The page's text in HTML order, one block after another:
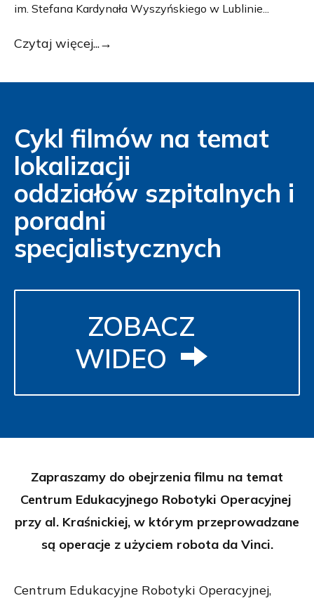
im. Stefana Kardynała Wyszyńskiego w Lublinie...
Czytaj więcej...
Cykl filmów na temat
lokalizacji
oddziałów szpitalnych i
poradni
specjalistycznych
ZOBACZ
WIDEO
Zapraszamy do obejrzenia filmu na temat
Centrum Edukacyjnego Robotyki Operacyjnej
przy al. Kraśnickiej, w którym przeprowadzane
są operacje z użyciem robota da Vinci.
Centrum Edukacyjne Robotyki Operacyjnej,